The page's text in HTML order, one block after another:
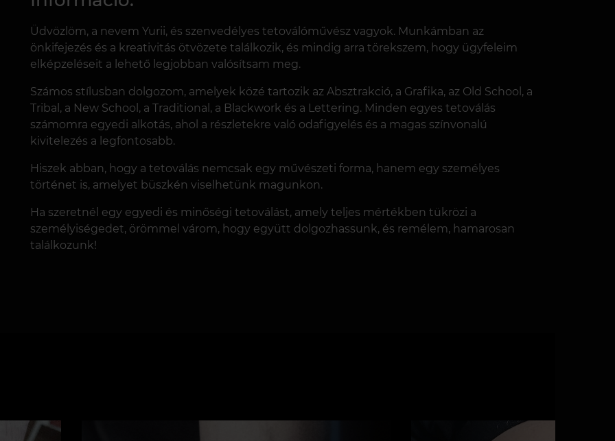
Üdvözlöm, a nevem Yurii, és szenvedélyes tetoválóművész vagyok. Munkámban az
önkifejezés és a kreativitás ötvözete találkozik, és mindig arra törekszem, hogy ügyfeleim
elképzeléseit a lehető legjobban valósítsam meg.
Számos stílusban dolgozom, amelyek közé tartozik az Absztrakció, a Grafika, az Old School, a
Tribal, a New School, a Traditional, a Blackwork és a Lettering. Minden egyes tetoválás
számomra egyedi alkotás, ahol a részletekre való odafigyelés és a magas színvonalú
kivitelezés a legfontosabb.
Hiszek abban, hogy a tetoválás nemcsak egy művészeti forma, hanem egy személyes
történet is, amelyet büszkén viselhetünk magunkon.
Ha szeretnél egy egyedi és minőségi tetoválást, amely teljes mértékben tükrözi a
személyiségedet, örömmel várom, hogy együtt dolgozhassunk, és remélem, hamarosan
találkozunk!